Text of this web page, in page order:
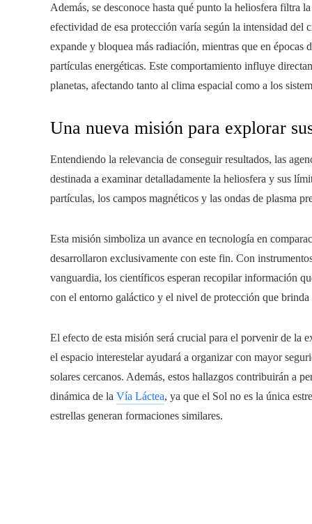
Además, se desconoce hasta qué punto la heliosfera filtra
efectividad de esa protección varía según la intensidad
expande y bloquea más radiación, mientras que en
partículas energéticas. Este comportamiento influye
planetas, afectando tanto al clima espacial como a los
Una nueva misión para explorar
Entendiendo la relevancia de conseguir resultados, las
destinada a examinar detalladamente la heliosfera y sus
partículas, los campos magnéticos y las ondas de plasma
Esta misión simboliza un avance en tecnología en
desarrollaron exclusivamente con este fin. Con
vanguardia, los científicos esperan recopilar información
con el entorno galáctico y el nivel de protección que brinda
El efecto de esta misión será crucial para el porvenir de la
el espacio interestelar ayudará a organizar con mayor
solares cercanos. Además, estos hallazgos contribuirán a
dinámica de la Vía Láctea, ya que el Sol no es la única
estrellas generan formaciones similares.